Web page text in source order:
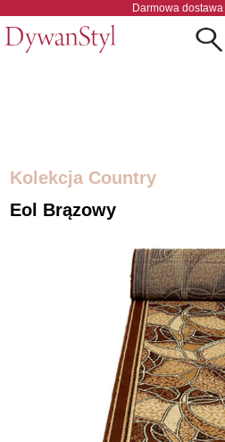
Darmowa dostawa
Kolekcja Country
Eol Brązowy